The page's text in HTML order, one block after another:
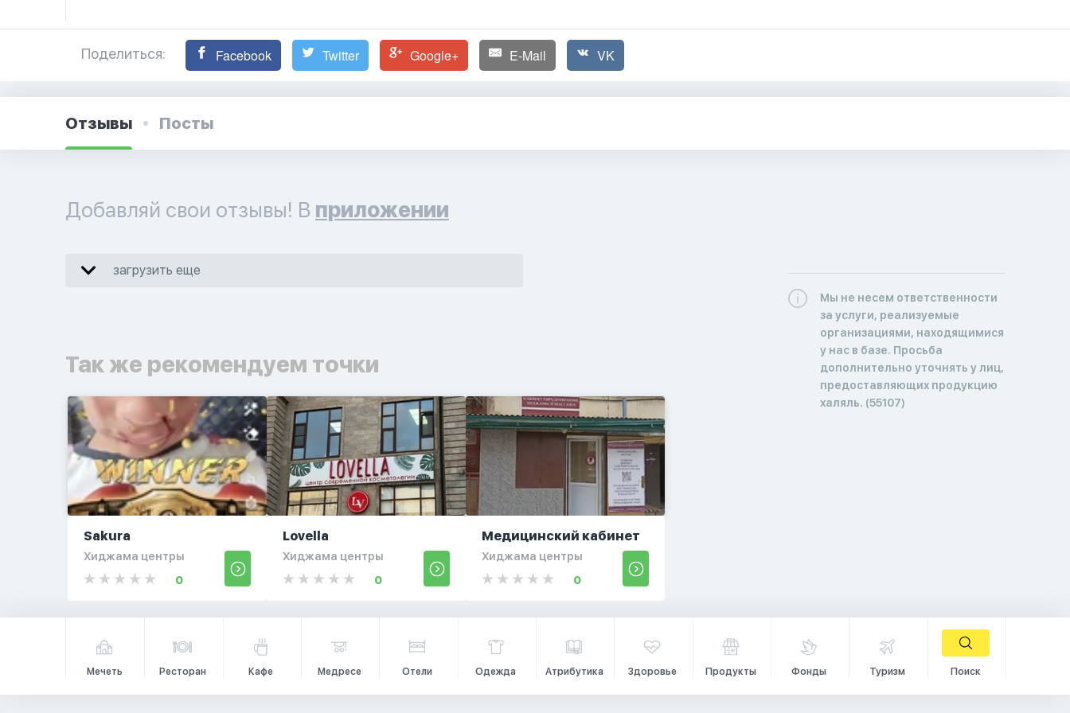
Поделиться: Facebook Twitter Google+ E-Mail VK
Отзывы Посты
Добавляй свои отзывы! В приложении
загрузить еще
Так же рекомендуем точки
Sakura
Хиджама центры
0
Lovella
Хиджама центры
0
Медицинский кабинет
Хиджама центры
0
Мы не несем ответственности
за услуги, реализуемые
организациями, находящимися
у нас в базе. Просьба
дополнительно уточнять у лиц,
предоставляющих продукцию
халяль. (55107)
Мечеть Ресторан Кафе Медресе Отели Одежда Атрибутика Здоровье Продукты Фонды Туризм Поиск